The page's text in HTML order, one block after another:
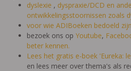
dyslexie , dyspraxie/DCD en
ontwikkelingsstoornissen zoals
voor wie ADIBoeken bedoeld zijn
bezoek ons op Youtube,
beter kennen.
Lees het gratis e-boek 'Eureka:
en lees meer over thema's als